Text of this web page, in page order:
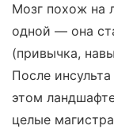
Мозг похож на
одной — она
(привычка,
После
этом
целые